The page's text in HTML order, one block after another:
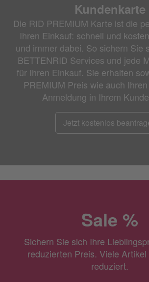
Kundenkarte
Die RID PREMIUM Karte ist die
Ihren Einkauf: schnell und
und immer dabei. So sichern Sie
BETTENRID Services und jede
für Ihren Einkauf. Sie erhalten
PREMIUM Preis wie auch
Anmeldung in Ihrem
Jetzt kostenlos
Sale %
Sichern Sie sich Ihre
reduzierten Preis. Viele
reduziert.